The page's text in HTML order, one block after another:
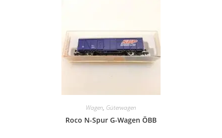
Wagen, Güterwagen
Roco N-Spur G-Wagen ÖBB